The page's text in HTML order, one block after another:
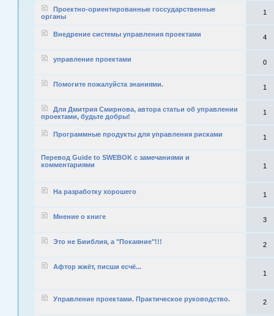
Проектно-ориентированные госсударственные
органы
1
Внедрение системы управления проектами 4
управление проектами 0
Помогите пожалуйста знаниями. 1
Для Дмитрия Смирнова, автора статьи об управлении
проектами, будьте добры!
1
Программные продукты для управления рисками 1
Перевод Guide to SWEBOK с замечаниями и
комментариями
1
На разработку хорошего 1
Мнение о книге 3
Это не Бииблия, а "Покаяние"!!! 2
Афтор жжёт, писши есчё...
1
Управление проектами. Практическое руководство. 2